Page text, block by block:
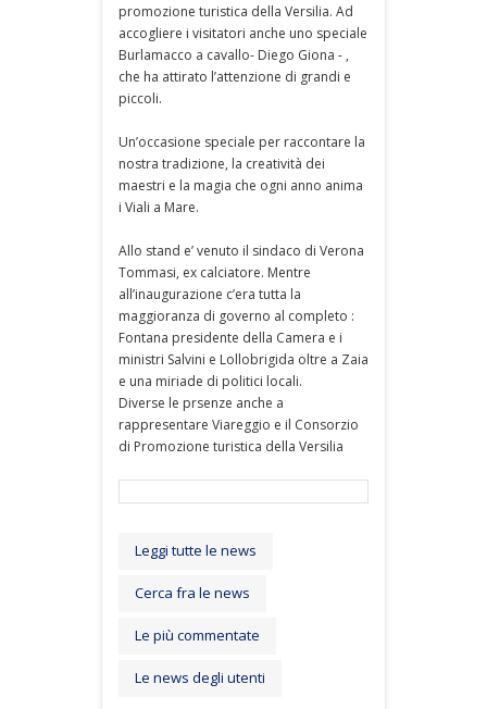
promozione turistica della Versilia. Ad
accogliere i visitatori anche uno speciale
Burlamacco a cavallo- Diego Giona - ,
che ha attirato l’attenzione di grandi e
piccoli.
Un’occasione speciale per raccontare la
nostra tradizione, la creatività dei
maestri e la magia che ogni anno anima
i Viali a Mare.
Allo stand e’ venuto il sindaco di Verona
Tommasi, ex calciatore. Mentre
all’inaugurazione c’era tutta la
maggioranza di governo al completo :
Fontana presidente della Camera e i
ministri Salvini e Lollobrigida oltre a Zaia
e una miriade di politici locali.
Diverse le prsenze anche a
rappresentare Viareggio e il Consorzio
di Promozione turistica della Versilia
Leggi tutte le news
Cerca fra le news
Le più commentate
Le news degli utenti